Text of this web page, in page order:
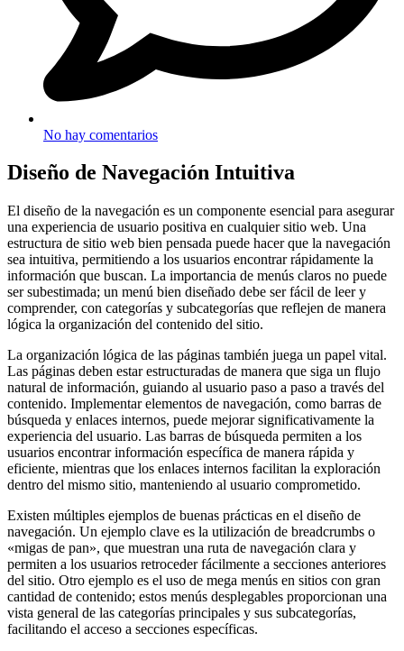
No hay comentarios
Diseño de Navegación Intuitiva
El diseño de la navegación es un componente esencial para asegurar
una experiencia de usuario positiva en cualquier sitio web. Una
estructura de sitio web bien pensada puede hacer que la navegación
sea intuitiva, permitiendo a los usuarios encontrar rápidamente la
información que buscan. La importancia de menús claros no puede
ser subestimada; un menú bien diseñado debe ser fácil de leer y
comprender, con categorías y subcategorías que reflejen de manera
lógica la organización del contenido del sitio.
La organización lógica de las páginas también juega un papel vital.
Las páginas deben estar estructuradas de manera que siga un flujo
natural de información, guiando al usuario paso a paso a través del
contenido. Implementar elementos de navegación, como barras de
búsqueda y enlaces internos, puede mejorar significativamente la
experiencia del usuario. Las barras de búsqueda permiten a los
usuarios encontrar información específica de manera rápida y
eficiente, mientras que los enlaces internos facilitan la exploración
dentro del mismo sitio, manteniendo al usuario comprometido.
Existen múltiples ejemplos de buenas prácticas en el diseño de
navegación. Un ejemplo clave es la utilización de breadcrumbs o
«migas de pan», que muestran una ruta de navegación clara y
permiten a los usuarios retroceder fácilmente a secciones anteriores
del sitio. Otro ejemplo es el uso de mega menús en sitios con gran
cantidad de contenido; estos menús desplegables proporcionan una
vista general de las categorías principales y sus subcategorías,
facilitando el acceso a secciones específicas.